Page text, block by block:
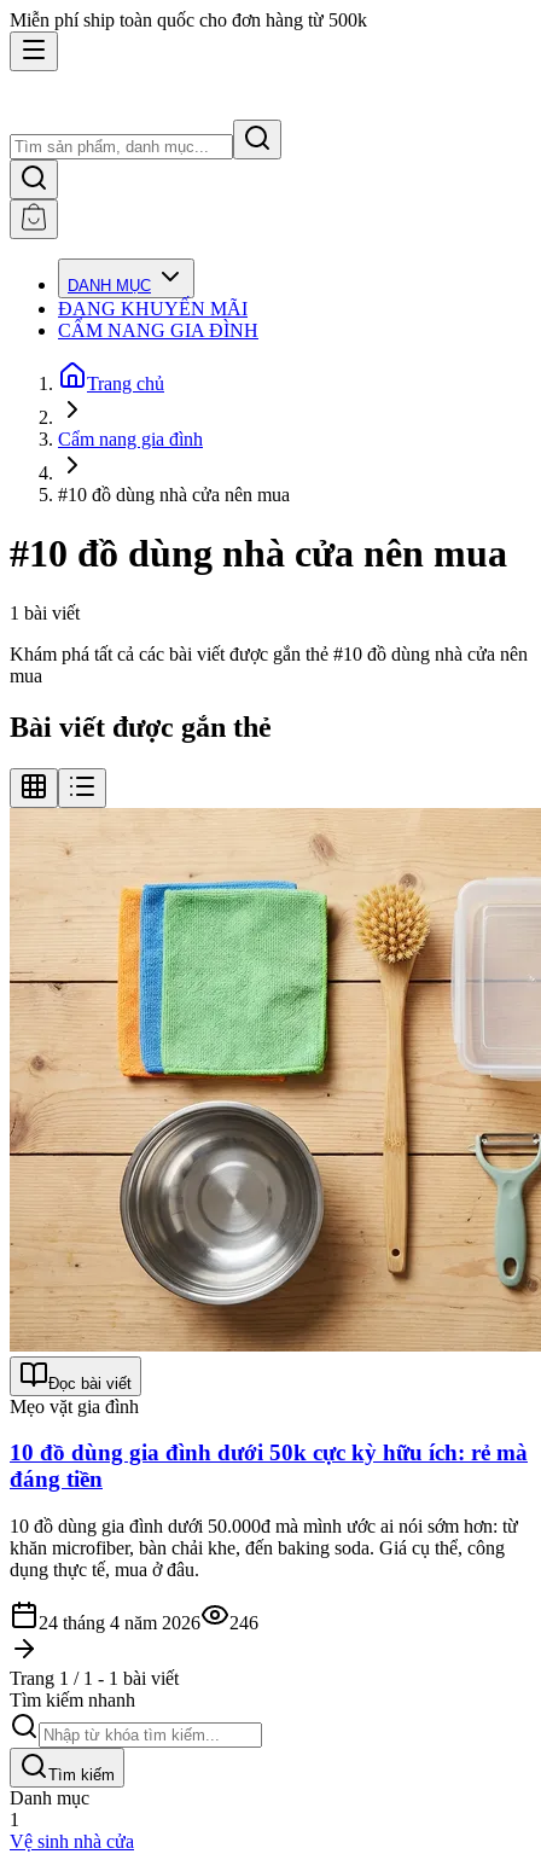
Miễn phí ship toàn quốc cho đơn hàng từ 500k
DANH MỤC
ĐANG KHUYẾN MÃI
CẨM NANG GIA ĐÌNH
Trang chủ
Cẩm nang gia đình
#10 đồ dùng nhà cửa nên mua
#10 đồ dùng nhà cửa nên mua
1 bài viết
Khám phá tất cả các bài viết được gắn thẻ #10 đồ dùng nhà cửa nên
mua
Bài viết được gắn thẻ
Đọc bài viết
Mẹo vặt gia đình
10 đồ dùng gia đình dưới 50k cực kỳ hữu ích: rẻ mà
đáng tiền
10 đồ dùng gia đình dưới 50.000đ mà mình ước ai nói sớm hơn: từ
khăn microfiber, bàn chải khe, đến baking soda. Giá cụ thể, công
dụng thực tế, mua ở đâu.
24 tháng 4 năm 2026 246
Trang 1 / 1 - 1 bài viết
Tìm kiếm nhanh
Tìm kiếm
Danh mục
1
Vệ sinh nhà cửa